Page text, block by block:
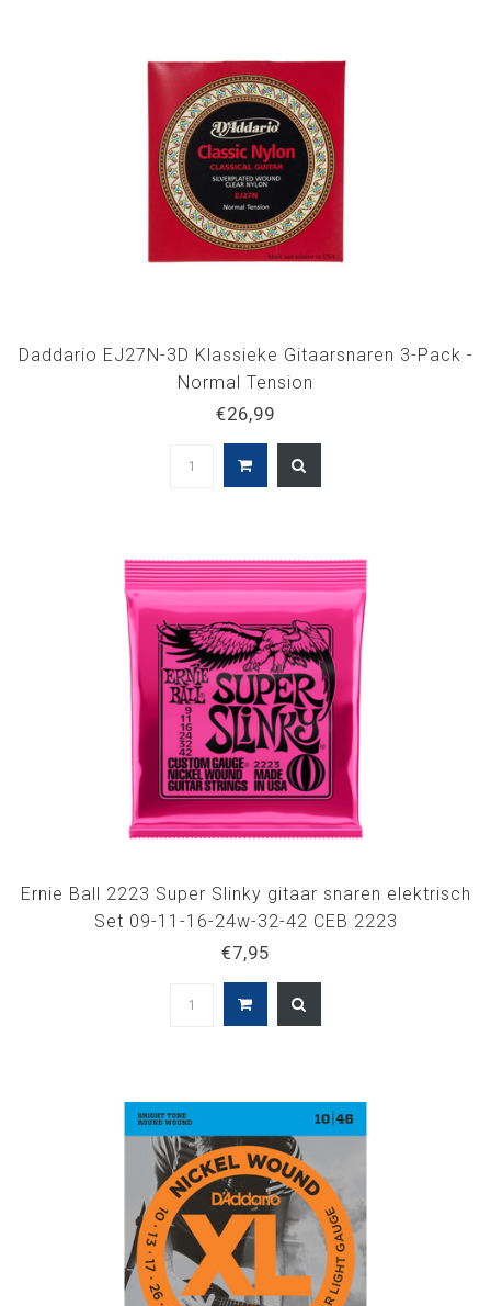
Daddario EJ27N-3D Klassieke Gitaarsnaren 3-Pack -
Normal Tension
€26,99
Ernie Ball 2223 Super Slinky gitaar snaren elektrisch
Set 09-11-16-24w-32-42 CEB 2223
€7,95